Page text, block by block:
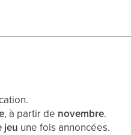
, à partir de novembre.
jeu une fois annoncées.